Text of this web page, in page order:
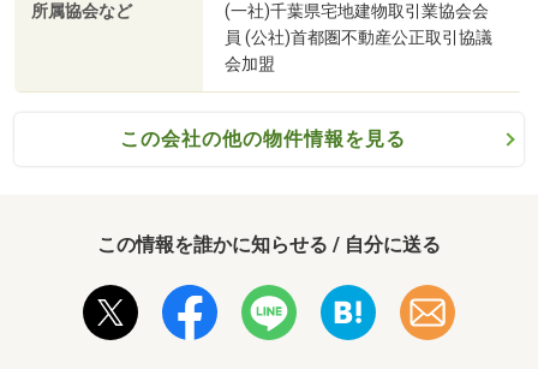
ウエルシア習志野台5丁目店まで524m
所属協会など
(一社)千葉県宅地建物取引業協会会
員 (公社)首都圏不動産公正取引協議
会加盟
この会社の他の物件情報を見る
この情報を誰かに知らせる / 自分に送る